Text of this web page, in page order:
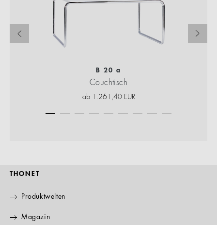
B 20 a
Couchtisch
ab 1.261,40 EUR
THONET
Produktwelten
Magazin